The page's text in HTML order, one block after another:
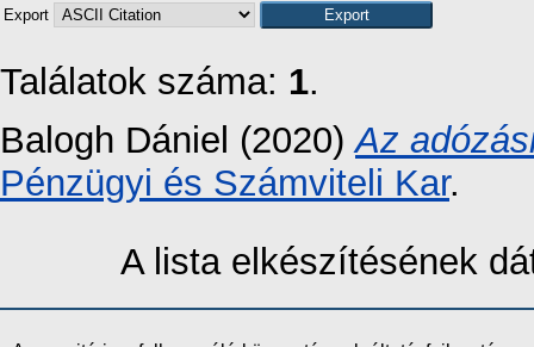
Export
Találatok száma: 1.
Balogh Dániel (2020)Az
Pénzügyi és Számviteli Kar.
A lista elkészítésének